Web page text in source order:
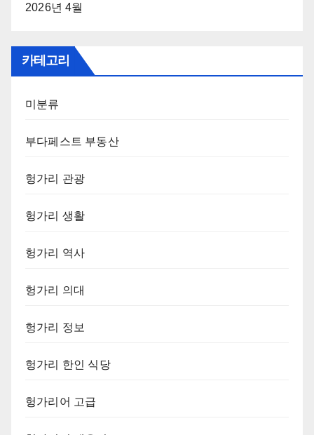
2026년 4월
카테고리
미분류
부다페스트 부동산
헝가리 관광
헝가리 생활
헝가리 역사
헝가리 의대
헝가리 정보
헝가리 한인 식당
헝가리어 고급